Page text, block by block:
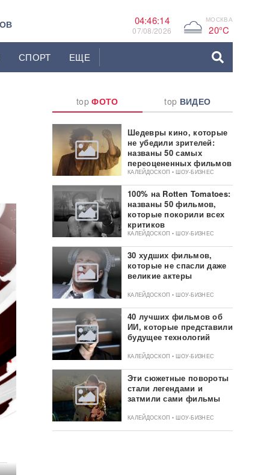
04:46:14
07/08/2026 G МОСКВА
20°C
СПОРТ ЕЩЕ
topФОТО top ВИДЕО
Шедевры кино, которые
не убедили зрителей:
названы 50 самых
переоцененных фильмов
КАЛЕЙДОСКОП • ШОУ-БИЗНЕС
100% на Rotten Tomatoes:
названы 50 фильмов,
которые покорили всех
критиков
КАЛЕЙДОСКОП • ШОУ-БИЗНЕС
30 худших фильмов,
которые не спасли даже
великие актеры
КАЛЕЙДОСКОП • ШОУ-БИЗНЕС
40 лучших фильмов об
ИИ, которые представили
будущее технологий
КАЛЕЙДОСКОП • ШОУ-БИЗНЕС
Эти сюжетные повороты
стали легендами и
затмили сами фильмы
КАЛЕЙДОСКОП • ШОУ-БИЗНЕС